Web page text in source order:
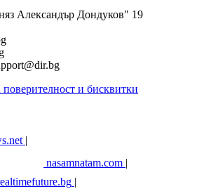
Александър Дондуков" 19
и бисквитки
|
nasamnatam.com |
|